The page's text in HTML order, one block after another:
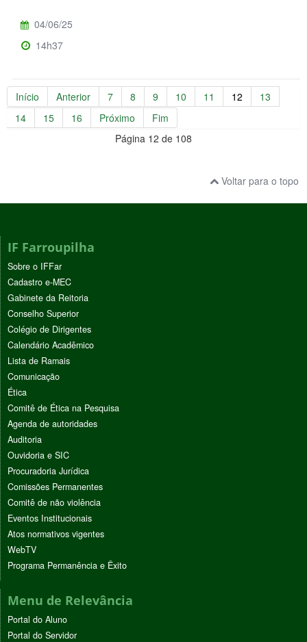
04/06/25
14h37
Início Anterior 7 8 9 10 11 12
13
14
15 16 Próximo
Fim
Página 12 de 108
Voltar para o topo
IF Farroupilha
Sobre o IFFar
Cadastro e-MEC
Gabinete da Reitoria
Conselho Superior
Colégio de Dirigentes
Calendário Acadêmico
Lista de Ramais
Comunicação
Ética
Comitê de Ética na Pesquisa
Agenda de autoridades
Auditoria
Ouvidoria e SIC
Procuradoria Jurídica
Comissões Permanentes
Comitê de não violência
Eventos Institucionais
Atos normativos vigentes
WebTV
Programa Permanência e Êxito
Menu de Relevância
Portal do Aluno
Portal do Servidor